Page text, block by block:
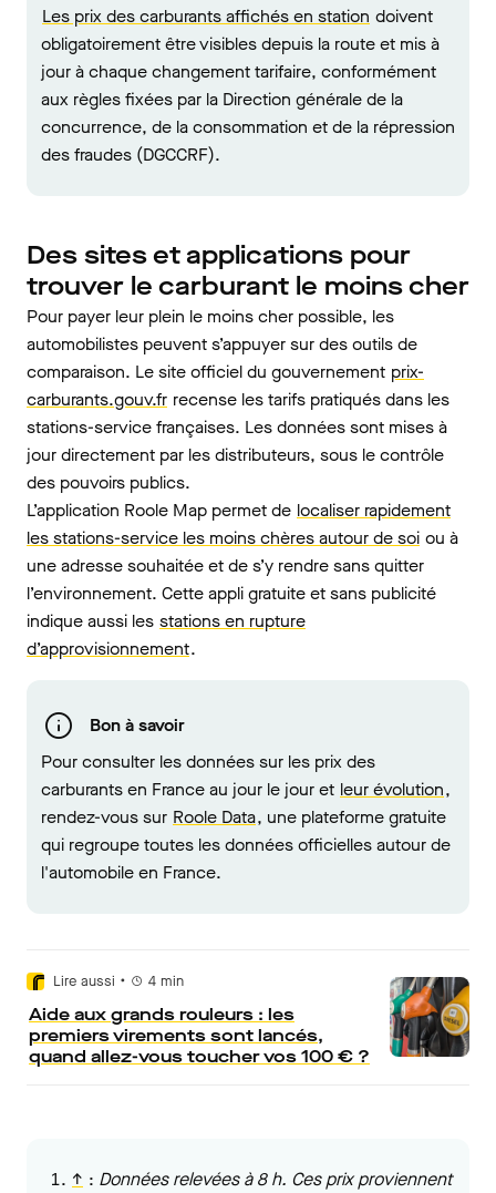
Les prix des carburants affichés en station doivent
obligatoirement être visibles depuis la route et mis à
jour à chaque changement tarifaire, conformément
aux règles fixées par la Direction générale de la
concurrence, de la consommation et de la répression
des fraudes (DGCCRF).
Des sites et applications pour
trouver le carburant le moins cher
Pour payer leur plein le moins cher possible, les
automobilistes peuvent s’appuyer sur des outils de
comparaison. Le site officiel du gouvernement prix-
carburants.gouv.fr recense les tarifs pratiqués dans les
stations-service françaises. Les données sont mises à
jour directement par les distributeurs, sous le contrôle
des pouvoirs publics.
L’application Roole Map permet de localiser rapidement
les stations-service les moins chères autour de soi ou à
une adresse souhaitée et de s’y rendre sans quitter
l’environnement. Cette appli gratuite et sans publicité
indique aussi les stations en rupture
d’approvisionnement.
Bon à savoir
Pour consulter les données sur les prix des
carburants en France au jour le jour et leur évolution,
rendez-vous sur Roole Data, une plateforme gratuite
qui regroupe toutes les données officielles autour de
l'automobile en France.
Lire aussi • 4 min
Aide aux grands rouleurs : les
premiers virements sont lancés,
quand allez-vous toucher vos 100 € ?
↑ : Données relevées à 8 h. Ces prix proviennent